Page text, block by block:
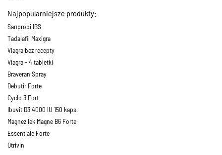
Najpopularniejsze produkty:
Sanprobi IBS
Tadalafil Maxigra
Viagra bez recepty
Viagra - 4 tabletki
Braveran Spray
Debutir Forte
Cyclo 3 Fort
Ibuvit D3 4000 IU 150 kaps.
Magnez lek Magne B6 Forte
Essentiale Forte
Otrivin